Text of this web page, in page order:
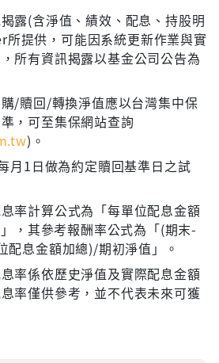
露(含淨值、績效、配息、持股明
提供，可能因系統更新作業與實
所有資訊揭露以基金公司公告為
/贖回/轉換淨值應以台灣集中保
，可至集保網站查詢
)。
月1日做為約定贖回基準日之試
率計算公式為「每單位配息金額
，其參考報酬率公式為「(期末-
配息金額加總)/期初淨值」。
率係依歷史淨值及實際配息金額
率僅供參考，並不代表未來可獲